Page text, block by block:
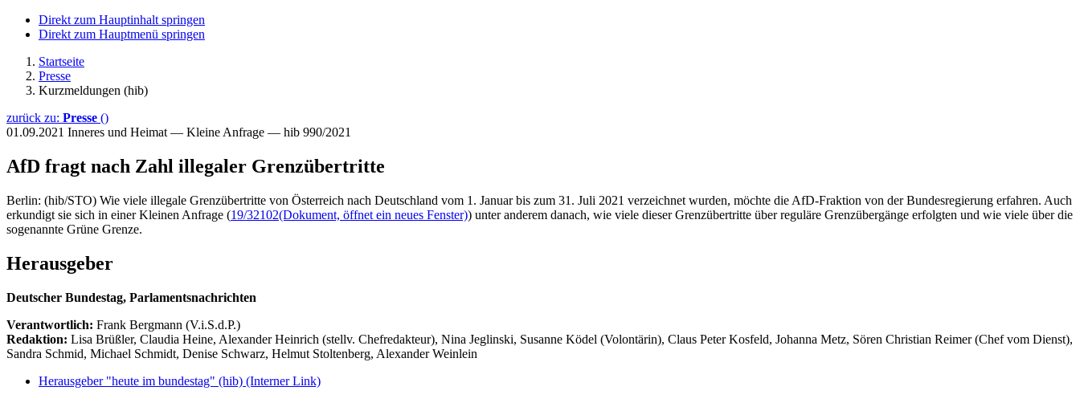
Direkt zum Hauptinhalt springen
Direkt zum Hauptmenü springen
Startseite
Presse
Kurzmeldungen (hib)
zurück zu: Presse ()
01.09.2021 Inneres und Heimat — Kleine Anfrage — hib 990/2021
AfD fragt nach Zahl illegaler Grenzübertritte
Berlin: (hib/STO) Wie viele illegale Grenzübertritte von Österreich nach Deutschland vom 1. Januar bis zum 31. Juli 2021 verzeichnet wurden, möchte die AfD-Fraktion von der Bundesregierung erfahren. Auch
erkundigt sie sich in einer Kleinen Anfrage (19/32102(Dokument, öffnet ein neues Fenster)) unter anderem danach, wie viele dieser Grenzübertritte über reguläre Grenzübergänge erfolgten und wie viele über die
sogenannte Grüne Grenze.
Herausgeber
Deutscher Bundestag, Parlamentsnachrichten
Verantwortlich: Frank Bergmann (V.i.S.d.P.)
Redaktion: Lisa Brüßler, Claudia Heine, Alexander Heinrich (stellv. Chefredakteur), Nina Jeglinski, Susanne Ködel (Volontärin), Claus Peter Kosfeld, Johanna Metz, Sören Christian Reimer (Chef vom Dienst),
Sandra Schmid, Michael Schmidt, Denise Schwarz, Helmut Stoltenberg, Alexander Weinlein
Herausgeber "heute im bundestag" (hib) (Interner Link)